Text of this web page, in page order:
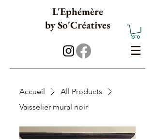
L'Ephémère
bySo'Créatives
Accueil
All Products
Vaisselier mural noir